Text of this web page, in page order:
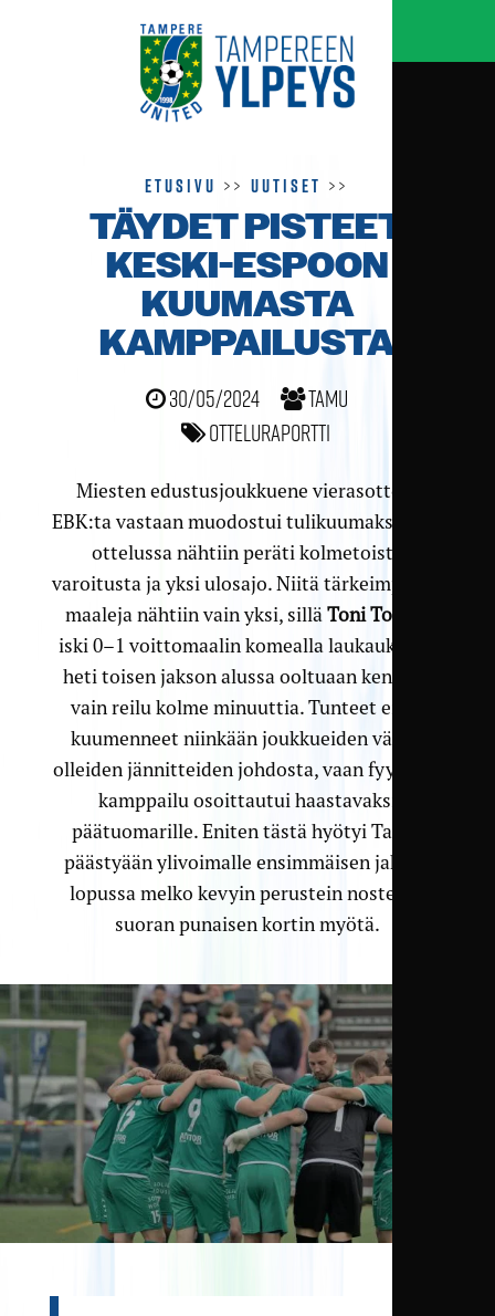
Etusivu >>Uutiset >>
TÄYDET PISTEET
KESKI-ESPOON
KUUMASTA
KAMPPAILUSTA
30/05/2024
TamU
Otteluraportti
Miesten edustusjoukkuene vierasottelu
EBK:ta vastaan muodostui tulikuumaksi, sillä
ottelussa nähtiin peräti kolmetoista
varoitusta ja yksi ulosajo. Niitä tärkeimpiä eli
maaleja nähtiin vain yksi, silläToni Toijala
iski 0–1 voittomaalin komealla laukauksella
heti toisen jakson alussa ooltuaan kentällä
vain reilu kolme minuuttia. Tunteet eivät
kuumenneet niinkään joukkueiden välillä
olleiden jännitteiden johdosta, vaan fyysinen
kamppailu osoittautui haastavaksi
päätuomarille. Eniten tästä hyötyi TamU
päästyään ylivoimalle ensimmäisen jakson
lopussa melko kevyin perustein nostetun
suoran punaisen kortin myötä.